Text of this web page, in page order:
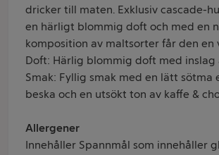
dricker till maten. Exklusiv cascade-
en härligt blommig doft och med en
komposition av maltsorter får den en
Doft: Härlig blommig doft med inslag
Smak: Fyllig smak med en lätt sötma
beska och en utsökt ton av kaffe &
Allergener
Innehåller Spannmål som innehåller